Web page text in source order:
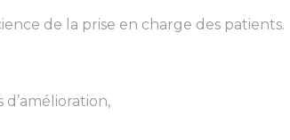
de la prise en charge des patients.